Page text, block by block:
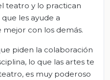
teatro y lo practican
les ayude a
mejor con los demás.
piden la colaboración
lo que las artes te
es muy poderoso